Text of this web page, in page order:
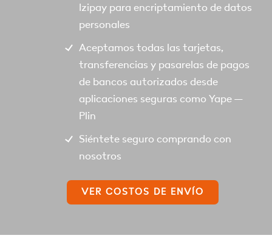
Izipay para encriptamiento de datos
personales
Aceptamos todas las tarjetas,
transferencias y pasarelas de pagos
de bancos autorizados desde
aplicaciones seguras como Yape –
Plin
Siéntete seguro comprando con
nosotros
VER COSTOS DE ENVÍO